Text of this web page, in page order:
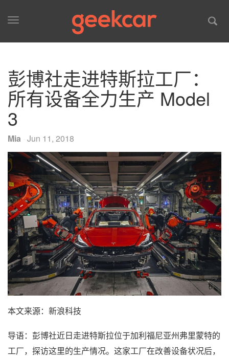
Toggle
彭博社走进特斯拉工厂：
所有设备全力生产 Model
3
Mia Jun 11, 2018
本文来源：新浪科技
导语：彭博社近日走进特斯拉位于加利福尼亚州弗里蒙特的
工厂，探访这里的生产情况。这家工厂在改善设备状况后，